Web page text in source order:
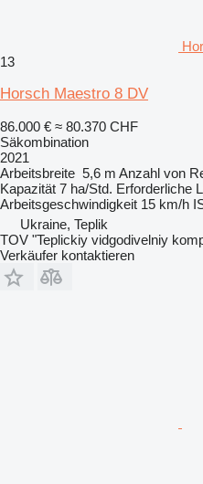
13
Horsch Maestro 8 DV
86.000 € ≈ 80.370 CHF
Säkombination
2021
Arbeitsbreite 5,6 m Anzahl von
Kapazität 7 ha/Std. Erforderliche
Arbeitsgeschwindigkeit 15 km/h
Ukraine, Teplik
TOV "Teplickiy vidgodivelniy
Verkäufer kontaktieren